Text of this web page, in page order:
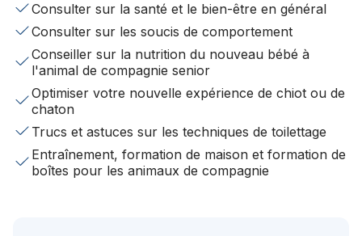
Consulter sur la santé et le bien-être en général
Consulter sur les soucis de comportement
Conseiller sur la nutrition du nouveau bébé à
l'animal de compagnie senior
Optimiser votre nouvelle expérience de chiot ou de
chaton
Trucs et astuces sur les techniques de toilettage
Entraînement, formation de maison et formation de
boîtes pour les animaux de compagnie